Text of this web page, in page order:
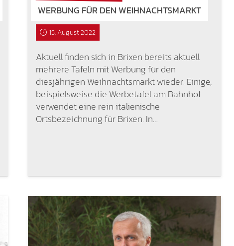
WERBUNG FÜR DEN WEIHNACHTSMARKT
15. August 2022
Aktuell finden sich in Brixen bereits aktuell
mehrere Tafeln mit Werbung für den
diesjährigen Weihnachtsmarkt wieder. Einige,
beispielsweise die Werbetafel am Bahnhof
verwendet eine rein italienische
Ortsbezeichnung für Brixen. In…